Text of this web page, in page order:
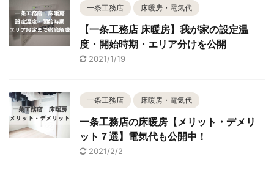
一条工務店 床暖房・電気代
【一条工務店 床暖房】我が家の設定温
度・開始時期・エリア分けを公開
2021/1/19
一条工務店 床暖房・電気代
一条工務店の床暖房【メリット・デメリ
ット７選】電気代も公開中！
2021/2/2